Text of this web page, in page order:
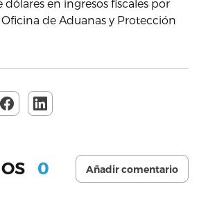
en ingresos fiscales por
de Aduanas y Protección
0 Añadir comentario